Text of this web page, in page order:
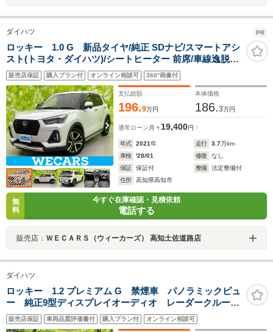
ダイハツ PR
ロッキー 1.0 G 新品タイヤ/純正 SDナビ/スマートアシ
スト(トヨタ・ダイハツ)/シートヒーター 前席/車線逸脱防
止支援システム/ドライブレコーダー 純正/ヘッドランプ
LED/Bluetooth接続/ETC
販売店保証 購入プラン付 オンライン相談可 360°画像付
支払総額
196.9万円
本体価格
186.3万円
通常ローン 月々19,400円
年式 2021年 走行 3.7万km
車検
'28/01 修復
なし
保証
保証付 整備
法定整備付
住所
高知県高知市
無
料
今すぐ在庫確認・見積依頼
電話する
販売店： ＷＥＣＡＲＳ（ウィーカーズ） 高知土佐道路店
ダイハツ
ロッキー 1.2 プレミアム G 禁煙車 パノラミックビュ
ー 純正9型ディスプレイオーディオ レーダークルー
ズ スマートキー シートヒーター LEDヘッド 純正
17インチアルミ クリアランスソナー Bluetooth再生
販売店保証 車両品質評価書付 購入プラン付 オンライン相談可